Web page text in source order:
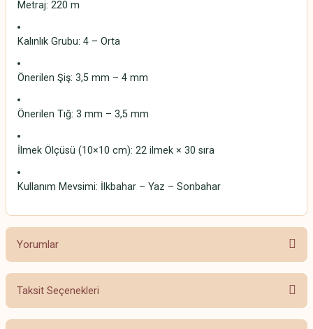
Metraj: 220 m
Kalınlık Grubu: 4 – Orta
Önerilen Şiş: 3,5 mm – 4 mm
Önerilen Tığ: 3 mm – 3,5 mm
İlmek Ölçüsü (10×10 cm): 22 ilmek × 30 sıra
Kullanım Mevsimi: İlkbahar – Yaz – Sonbahar
Yorumlar
Taksit Seçenekleri